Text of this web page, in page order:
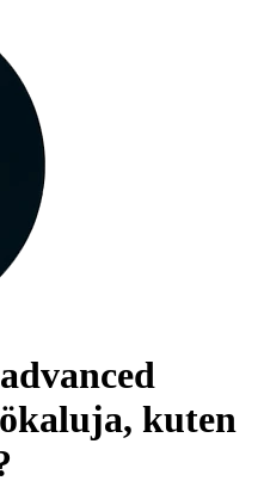
kuten